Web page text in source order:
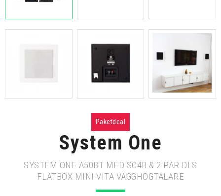
Paketdeal
System One
SYSTEM ONE A50BT MED SC4B & 2 PAR DLS
FLATBOX MINI VITA VÄGGHÖGTALARE